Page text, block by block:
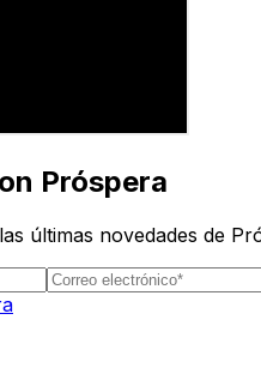
Próspera
últimas novedades de